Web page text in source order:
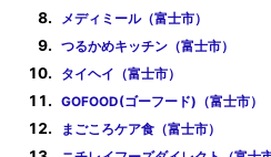
メディミール（富士市）
つるかめキッチン（富士市）
タイヘイ（富士市）
GOFOOD(ゴーフード)（富士市）
まごころケア食（富士市）